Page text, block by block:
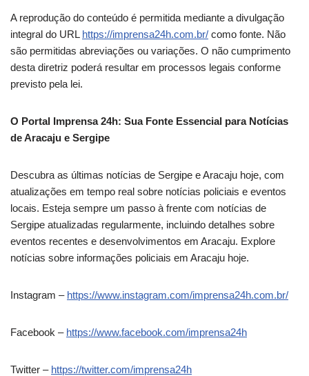
A reprodução do conteúdo é permitida mediante a divulgação
integral do URL https://imprensa24h.com.br/ como fonte. Não
são permitidas abreviações ou variações. O não cumprimento
desta diretriz poderá resultar em processos legais conforme
previsto pela lei.
O Portal Imprensa 24h: Sua Fonte Essencial para Notícias
de Aracaju e Sergipe
Descubra as últimas notícias de Sergipe e Aracaju hoje, com
atualizações em tempo real sobre notícias policiais e eventos
locais. Esteja sempre um passo à frente com notícias de
Sergipe atualizadas regularmente, incluindo detalhes sobre
eventos recentes e desenvolvimentos em Aracaju. Explore
notícias sobre informações policiais em Aracaju hoje.
Instagram – https://www.instagram.com/imprensa24h.com.br/
Facebook – https://www.facebook.com/imprensa24h
Twitter – https://twitter.com/imprensa24h